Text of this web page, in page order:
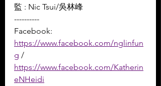
監 : Nic Tsui/吳林峰
----------
Facebook:
https://www.facebook.com/nglinfun
g /
https://www.facebook.com/Katherin
eNHeidi